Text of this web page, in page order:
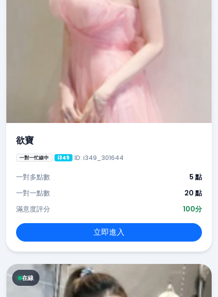
欲寶
一對一忙線中 i349 ID: i349_301644
一對多點數
5 點
一對一點數
20 點
滿意度評分
100分
立即進入
在線